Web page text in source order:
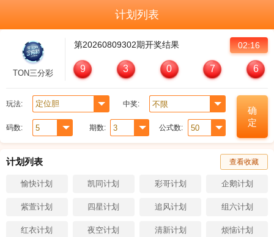
计划列表
TON三分彩
第20260809302期开奖结果 02:16
9 3 0 7 6
玩法: 中奖:
码数: 期数: 公式数:
确
定
计划列表 查看收藏
愉快计划 凯同计划 彩哥计划 企鹅计划
紫萱计划 四星计划 追风计划 组六计划
红衣计划 夜空计划 清新计划 烦恼计划